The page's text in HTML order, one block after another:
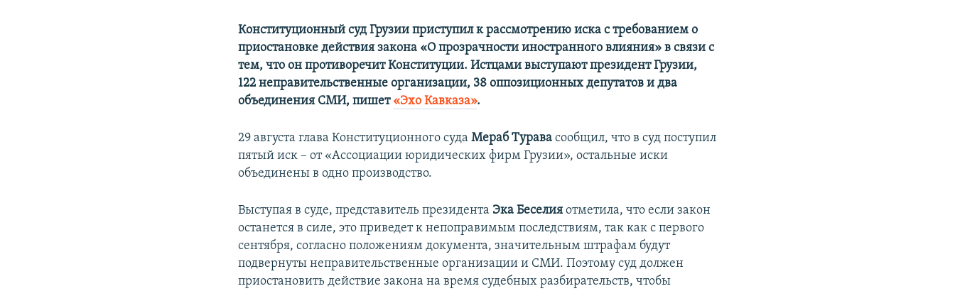
Конституционный суд Грузии приступил к рассмотрению иска с требованием о
приостановке действия закона «О прозрачности иностранного влияния» в связи с
тем, что он противоречит Конституции. Истцами выступают президент Грузии,
122 неправительственные организации, 38 оппозиционных депутатов и два
объединения СМИ, пишет «Эхо Кавказа».
29 августа глава Конституционного судаМераб Турава сообщил, что в суд поступил
пятый иск – от «Ассоциации юридических фирм Грузии», остальные иски
объединены в одно производство.
Выступая в суде, представитель президента Эка Беселия отметила, что если закон
останется в силе, это приведет к непоправимым последствиям, так как с первого
сентября, согласно положениям документа, значительным штрафам будут
подвернуты неправительственные организации и СМИ. Поэтому суд должен
приостановить действие закона на время судебных разбирательств, чтобы